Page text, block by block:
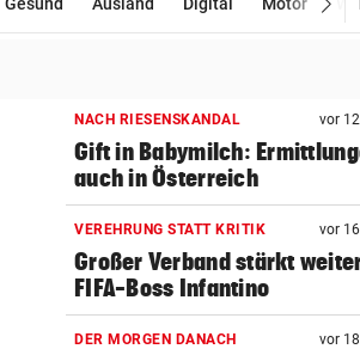
NACH RIESENSKANDAL vor
Gift in Babymilch:
auch in Österreich
VEREHRUNG STATT KRITIK vor
Großer Verband stärkt
FIFA-Boss Infantino
DER MORGEN DANACH vor